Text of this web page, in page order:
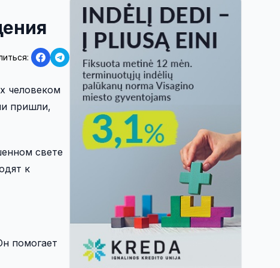
человеком
пришли,
свете
к
помогает